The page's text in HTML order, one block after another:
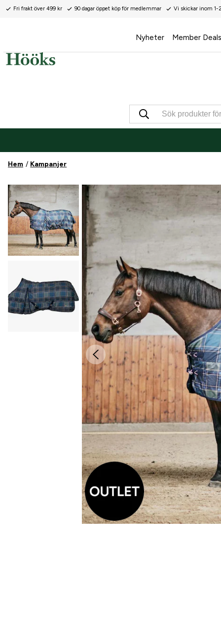
Fri frakt över 499 kr 90 dagar öppet köp för medlemmar Vi skickar inom 1-
Nyheter Member Deals
Hem Kampanjer